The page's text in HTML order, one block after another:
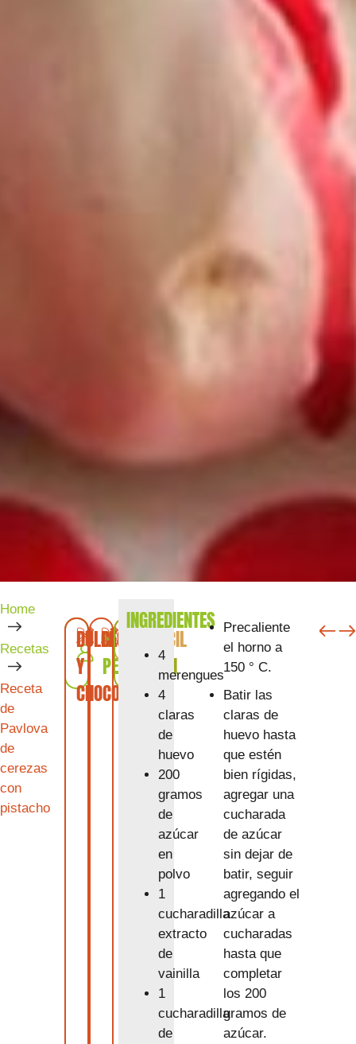
Home
Recetas
Receta
de
Pavlova
de
cerezas
con
pistacho
6
PERSONAS
DULCES
Y
CHOCOLATES
LÁCTEOS FÁCIL
MIN
INGREDIENTES
4
merengues
4
claras
de
huevo
200
gramos
de
azúcar
en
polvo
1
cucharadilla
extracto
de
vainilla
1
cucharadilla
de
Precaliente
el horno a
150 ° C.
Batir las
claras de
huevo hasta
que estén
bien rígidas,
agregar una
cucharada
de azúcar
sin dejar de
batir, seguir
agregando el
azúcar a
cucharadas
hasta que
completar
los 200
gramos de
azúcar.